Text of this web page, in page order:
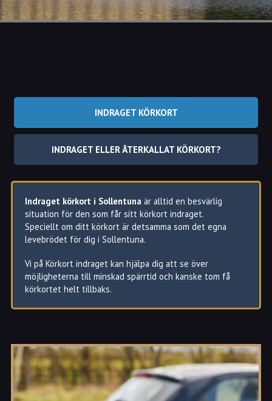
INDRAGET KÖRKORT
INDRAGET ELLER ÅTERKALLAT KÖRKORT?
Indraget körkort i Sollentuna är alltid en besvärlig
situation för den som får sitt körkort indraget.
Speciellt om ditt körkort är detsamma som det egna
levebrödet för dig i Sollentuna.
Vi på Körkort indraget kan hjälpa dig att se över
möjligheterna till minskad spärrtid och kanske tom få
körkortet helt tillbaks.
Indraget eller återkallat körkort i Sollentuna?
Att ditt körkort återkallas är vad som sker när
Transportstyrelsen tar körkortet och återkallar
körkortstillståndet.